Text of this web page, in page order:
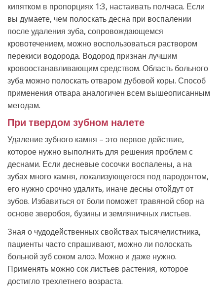
кипятком в пропорциях 1:3, настаивать полчаса. Если
вы думаете, чем полоскать десна при воспалении
после удаления зуба, сопровождающемся
кровотечением, можно воспользоваться раствором
перекиси водорода. Водород признан лучшим
кровоостанавливающим средством. Область больного
зуба можно полоскать отваром дубовой коры. Способ
применения отвара аналогичен всем вышеописанным
методам.
При твердом зубном налете
Удаление зубного камня – это первое действие,
которое нужно выполнить для решения проблем с
деснами. Если десневые сосочки воспалены, а на
зубах много камня, локализующегося под пародонтом,
его нужно срочно удалить, иначе десны отойдут от
зубов. Избавиться от боли поможет травяной сбор на
основе зверобоя, бузины и земляничных листьев.
Зная о чудодейственных свойствах тысячелистника,
пациенты часто спрашивают, можно ли полоскать
больной зуб соком алоэ. Можно и даже нужно.
Применять можно сок листьев растения, которое
достигло трехлетнего возраста.